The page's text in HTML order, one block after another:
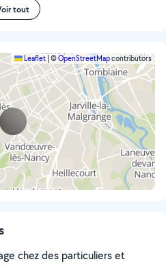
tout
Leaflet ©OpenStreetMapcontributors
chez des particuliers et